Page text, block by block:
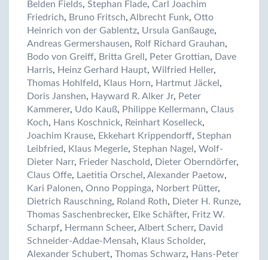
Belden Fields, Stephan Flade, Carl Joachim
Friedrich, Bruno Fritsch, Albrecht Funk, Otto
Heinrich von der Gablentz, Ursula Ganßauge,
Andreas Germershausen, Rolf Richard Grauhan,
Bodo von Greiff, Britta Grell , Peter Grottian, Dave
Harris, Heinz Gerhard Haupt, Wilfried Heller,
Thomas Hohlfeld, Klaus Horn, Hartmut Jäckel ,
Doris Janshen, Hayward R. Alker Jr, Peter
Kammerer, Udo Kauß, Philippe Kellermann, Claus
Koch, Hans Koschnick, Reinhart Koselleck,
Joachim Krause, Ekkehart Krippendorff, Stephan
Leibfried, Klaus Megerle, Stephan Nagel , Wolf-
Dieter Narr, Frieder Naschold, Dieter Oberndörfer,
Claus Offe, Laetitia Orschel , Alexander Paetow,
Kari Palonen, Onno Poppinga, Norbert Pütter,
Dietrich Rauschning, Roland Roth, Dieter H. Runze,
Thomas Saschenbrecker, Elke Schäfter, Fritz W.
Scharpf, Hermann Scheer, Albert Scherr, David
Schneider-Addae-Mensah, Klaus Scholder,
Alexander Schubert, Thomas Schwarz, Hans-Peter